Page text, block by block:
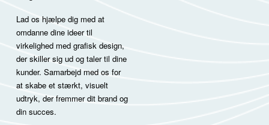
Lad os hjælpe dig med at
omdanne dine ideer til
virkelighed med grafisk design,
der skiller sig ud og taler til dine
kunder. Samarbejd med os for
at skabe et stærkt, visuelt
udtryk, der fremmer dit brand og
din succes.